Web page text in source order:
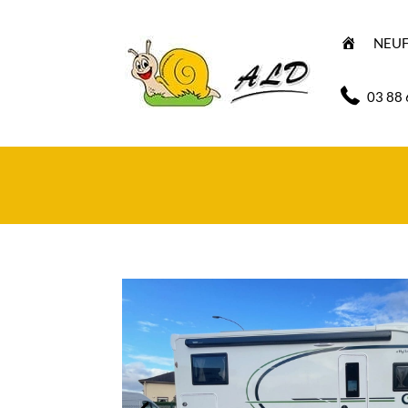
I
03 88